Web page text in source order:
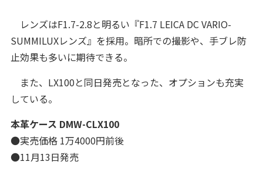
レンズはF1.7-2.8と明るい『F1.7 LEICA DC VARIO-
SUMMILUXレンズ』を採用。暗所での撮影や、手ブレ防
止効果も多いに期待できる。
また、LX100と同日発売となった、オプションも充実
している。
本革ケース DMW-CLX100
●実売価格 1万4000円前後
●11月13日発売